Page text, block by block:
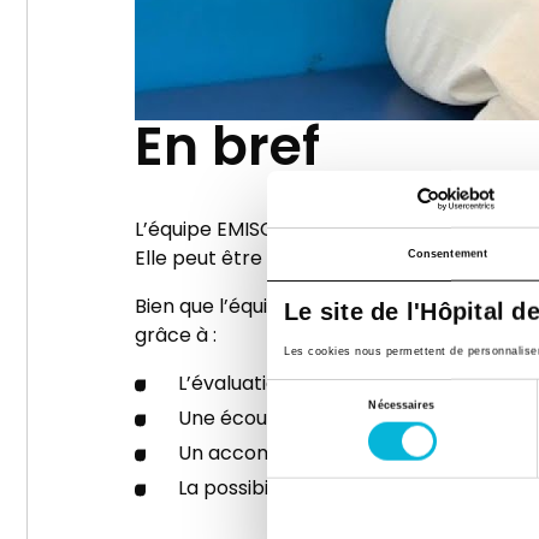
Consentement
Le site de l'Hôpital
Les cookies nous permettent de
consentement
Nécessaires
En bref
L’équipe EMISCA agit en collaboration
Elle peut être sollicitée par les soignants
Bien que l’équipe ne réalise pas de
grâce à :
L’évaluation et le suivi de la douleur,
Une écoute attentive et un soutien
Un accompagnement dans la
La possibilité d’un suivi de deuil, si